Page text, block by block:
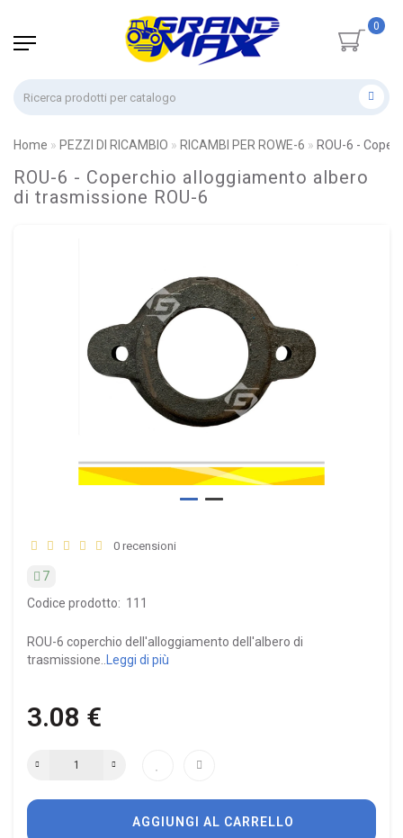
0
Home PEZZI DI RICAMBIO RICAMBI PER ROWE-6 ROU-6 -
ROU-6 - Coperchio alloggiamento albero
di trasmissione ROU-6
0 recensioni
7
Codice prodotto: 111
ROU-6 coperchio dell'alloggiamento dell'albero di
trasmissione..
Leggi di più
3.08 €
AGGIUNGI AL CARRELLO